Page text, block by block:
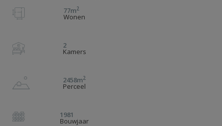
77m2
Wonen
2
Kamers
2458m2
Perceel
1981
Bouwjaar